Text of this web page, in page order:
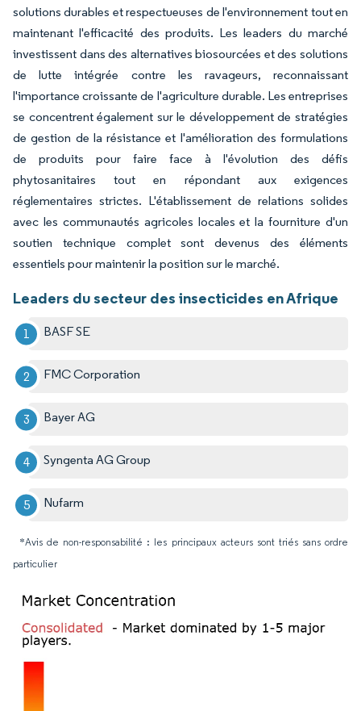
solutions durables et respectueuses de l'environnement tout en
maintenant l'efficacité des produits. Les leaders du marché
investissent dans des alternatives biosourcées et des solutions
de lutte intégrée contre les ravageurs, reconnaissant
l'importance croissante de l'agriculture durable. Les entreprises
se concentrent également sur le développement de stratégies
de gestion de la résistance et l'amélioration des formulations
de produits pour faire face à l'évolution des défis
phytosanitaires tout en répondant aux exigences
réglementaires strictes. L'établissement de relations solides
avec les communautés agricoles locales et la fourniture d'un
soutien technique complet sont devenus des éléments
essentiels pour maintenir la position sur le marché.
Leaders du secteur des insecticides en Afrique
BASF SE
FMC Corporation
Bayer AG
Syngenta AG Group
Nufarm
*Avis de non-responsabilité : les principaux acteurs sont triés sans ordre
particulier